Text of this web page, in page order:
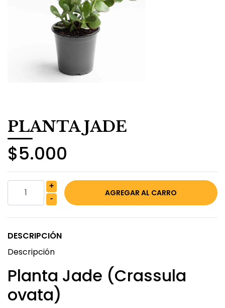
PLANTA JADE
$5.000
+
-
DESCRIPCIÓN
Descripción
Planta Jade (Crassula
ovata)